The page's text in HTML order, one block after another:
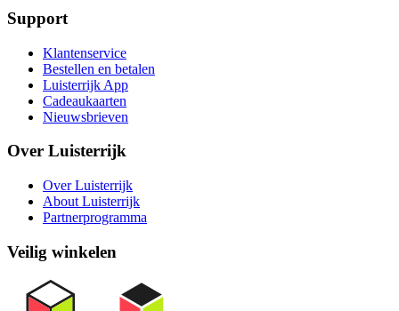
Support
Klantenservice
Bestellen en betalen
Luisterrijk App
Cadeaukaarten
Nieuwsbrieven
Over Luisterrijk
Over Luisterrijk
About Luisterrijk
Partnerprogramma
Veilig winkelen